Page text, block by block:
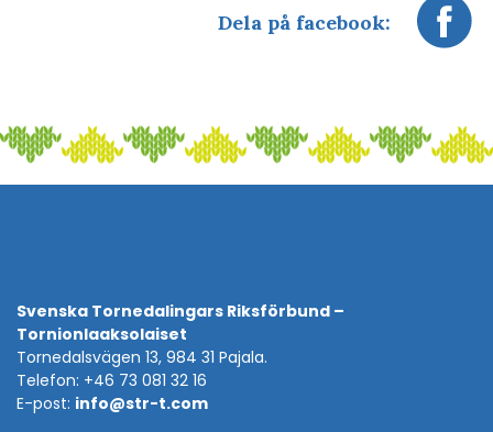
Dela på facebook:
Svenska Tornedalingars Riksförbund –
Tornionlaaksolaiset
Tornedalsvägen 13, 984 31 Pajala.
Telefon: +46 73 081 32 16
E-post: info@str-t.com